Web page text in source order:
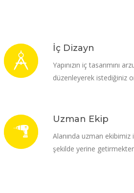
İç Dizayn
Yapınızın iç tasarımını
düzenleyerek istediğiniz
Uzman Ekip
Alanında uzman
şekilde yerine